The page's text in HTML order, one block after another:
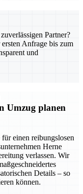
Partner?
Anfrage bis zum
und
Umzug planen
einen reibungslosen
Herne
verlassen. Wir
Details – so
können.